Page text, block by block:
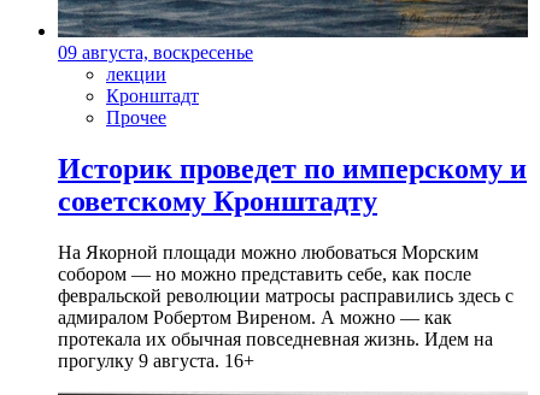
09 августа, воскресенье
лекции
Кронштадт
Прочее
Историк проведет по имперскому и
советскому Кронштадту
На Якорной площади можно любоваться Морским
собором — но можно представить себе, как после
февральской революции матросы расправились здесь с
адмиралом Робертом Виреном. А можно — как
протекала их обычная повседневная жизнь. Идем на
прогулку 9 августа. 16+